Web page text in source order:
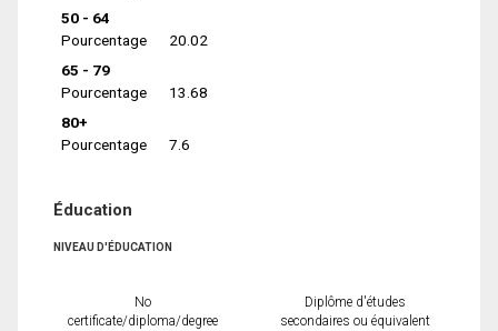
50 - 64
Pourcentage
20.02
65 - 79
Pourcentage
13.68
80+
Pourcentage
7.6
Éducation
NIVEAU D'ÉDUCATION
No
certificate/diploma/degree
Diplôme d'études
secondaires ou équivalent